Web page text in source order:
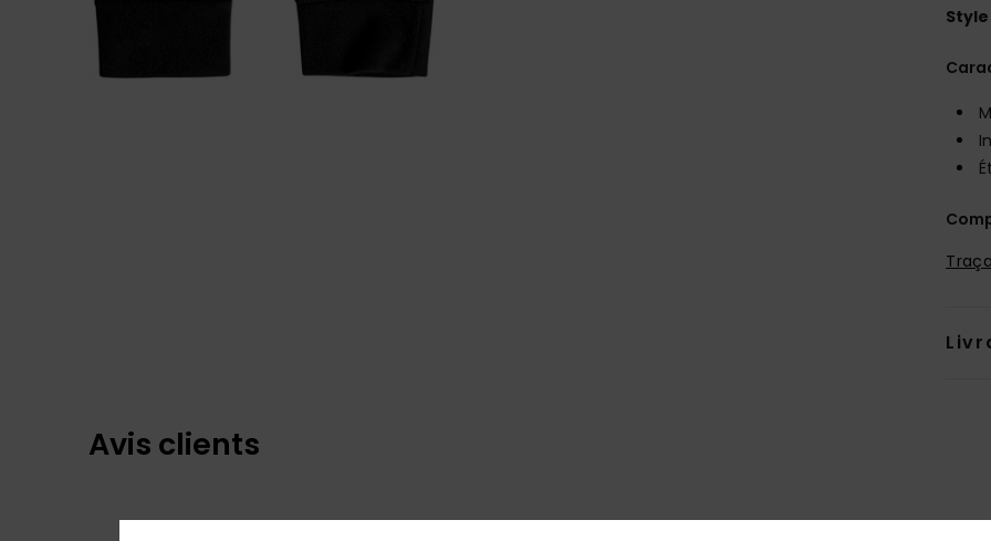
Style
Avis clients